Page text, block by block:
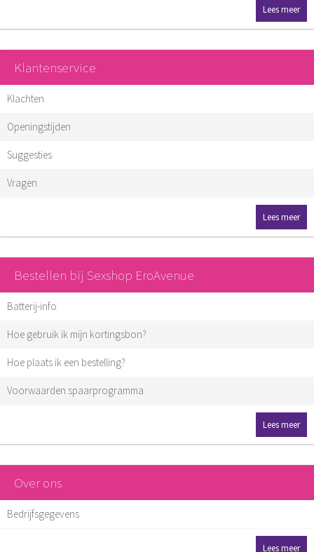
Lees meer
Klantenservice
Klachten
Openingstijden
Suggesties
Vragen
Lees meer
Bestellen bij Sexshop EroAvenue
Batterij-info
Hoe gebruik ik mijn kortingsbon?
Hoe plaats ik een bestelling?
Voorwaarden spaarprogramma
Lees meer
Over ons
Bedrijfsgegevens
Lees meer